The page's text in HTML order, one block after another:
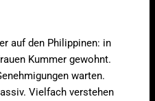
auf den Philippinen: in
Kummer gewohnt.
warten.
Vielfach verstehen